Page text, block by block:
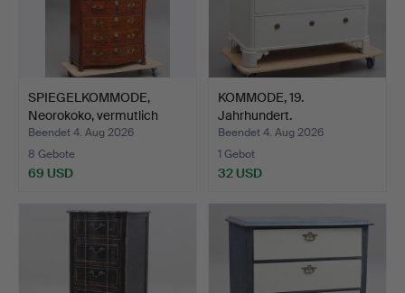
SPIEGELKOMMODE,
Neorokoko, vermutlich
Lind…
Beendet 4. Aug 2026
8 Gebote
69 USD
KOMMODE, 19.
Jahrhundert.
Beendet 4. Aug 2026
1 Gebot
32 USD